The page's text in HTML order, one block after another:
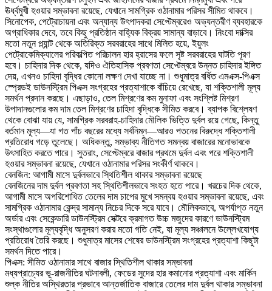
ঊর্ধ্বমুখী হওয়ার সম্ভাবনা রয়েছে, যেখানে সামগ্রিক ওঠানামার পরিসর সীমিত থাকবে।
সিনোপেক, পেট্রোচায়না এবং অন্যান্য উৎপাদকরা সেপ্টেম্বরেও অভ্যন্তরীণ ব্যবহারকে
অগ্রাধিকার দেবে, তবে কিছু প্রতিষ্ঠান বাহ্যিক বিক্রয় সামান্য বাড়াবে। নিংবো দাক্সির
মতো নতুন প্ল্যান্ট থেকে অতিরিক্ত সরবরাহের সাথে মিলিত হয়ে, ইয়ুলং
পেট্রোকেমিক্যালের পরিকল্পিত পরিচালন হার হ্রাসের ফলে সৃষ্ট সরবরাহের ঘাটতি পূরণ
হবে। চাহিদার দিক থেকে, যদিও ঐতিহাসিক প্রবণতা সেপ্টেম্বরে উন্নত চাহিদার ইঙ্গিত
দেয়, এখনও চাহিদা বৃদ্ধির কোনো লক্ষণ দেখা যাচ্ছে না। শুধুমাত্র বর্ধিত এমএক্স-পিএক্স
স্প্রেডই ডাউনস্ট্রিম পিএক্স সংগ্রহের প্রত্যাশাকে বাঁচিয়ে রেখেছে, যা শক্তিশালী মূল্য
সমর্থন প্রদান করছে। এছাড়াও, তেল মিশ্রণের কম মুনাফা এবং সংশ্লিষ্ট মিশ্রণ
উপাদানগুলোর কম দাম তেল মিশ্রণের চাহিদা বৃদ্ধিকে সীমিত করবে। ব্যাপক বিশ্লেষণ
থেকে বোঝা যায় যে, সামগ্রিক সরবরাহ-চাহিদার মৌলিক ভিত্তি দুর্বল রয়ে গেছে, কিন্তু
বর্তমান মূল্য—যা গত পাঁচ বছরের মধ্যে সর্বনিম্ন—আরও পতনের বিরুদ্ধে শক্তিশালী
প্রতিরোধ গড়ে তুলেছে। অধিকন্তু, সম্ভাব্য নীতিগত সমন্বয় বাজারের মনোভাবকে
উৎসাহিত করতে পারে। সুতরাং, সেপ্টেম্বরে বাজার প্রথমে দুর্বল এবং পরে শক্তিশালী
হওয়ার সম্ভাবনা রয়েছে, যেখানে ওঠানামার পরিসর সংকীর্ণ থাকবে।
বেনজিন: আগামী মাসে দুর্বলভাবে স্থিতিশীল থাকার সম্ভাবনা রয়েছে
বেনজিনের দাম দুর্বল প্রবণতা সহ স্থিতিশীলভাবে সংহত হতে পারে। খরচের দিক থেকে,
আগামী মাসে অপরিশোধিত তেলের দাম চাপের মুখে সমন্বয় হওয়ার সম্ভাবনা রয়েছে, এবং
সামগ্রিক ওঠানামার কেন্দ্র সামান্য নিচের দিকে সরে যাবে। মৌলিকভাবে, অপর্যাপ্ত নতুন
অর্ডার এবং সেকেন্ডারি ডাউনস্ট্রিম সেক্টরে ক্রমাগত উচ্চ মজুদের কারণে ডাউনস্ট্রিম
সংস্থাগুলোর মূল্যবৃদ্ধি অনুসরণ করার মতো গতি নেই, যা মূল্য সঞ্চালনে উল্লেখযোগ্য
প্রতিরোধ তৈরি করছে। শুধুমাত্র মাসের শেষের ডাউনস্ট্রিম সংগ্রহের প্রত্যাশা কিছুটা
সমর্থন দিতে পারে।
পিএক্স: সীমিত ওঠানামার সাথে বাজার স্থিতিশীল থাকার সম্ভাবনা
মধ্যপ্রাচ্যের ভূ-রাজনীতির ঘটনাবলী, ফেডের সুদের হার কমানোর প্রত্যাশা এবং মার্কিন
শুল্ক নীতির অস্থিরতার প্রভাবে আন্তর্জাতিক বাজারে তেলের দাম দুর্বল থাকার সম্ভাবনা